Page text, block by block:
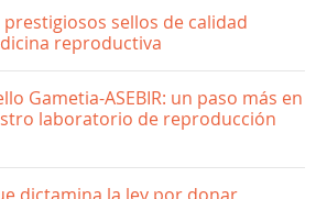
sellos de calidad
reproductiva
Gametia-ASEBIR: un paso más en
laboratorio de reproducción